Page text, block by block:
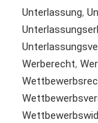
Unterlassung,
Werberecht,